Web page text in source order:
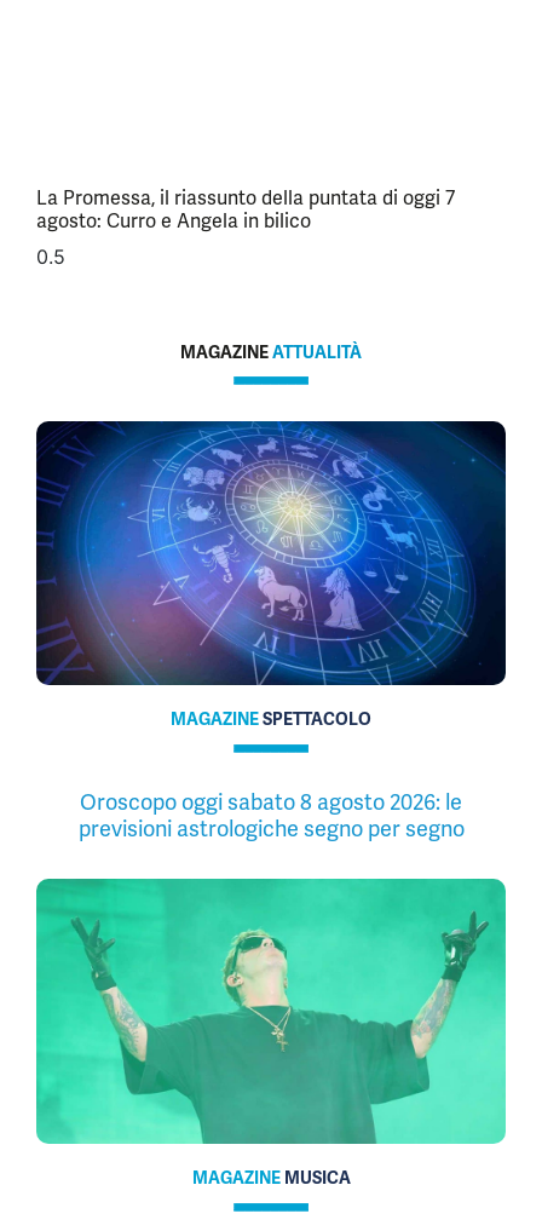
La Promessa, il riassunto della puntata di oggi 7
agosto: Curro e Angela in bilico
MAGAZINEATTUALITÀ
MAGAZINESPETTACOLO
Oroscopo oggi sabato 8 agosto 2026: le
previsioni astrologiche segno per segno
MAGAZINE MUSICA